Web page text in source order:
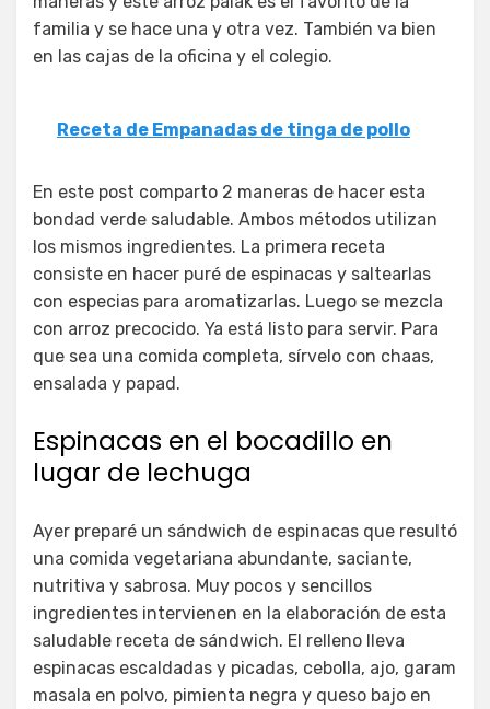
familia y se hace una y otra vez. También va bien
en las cajas de la oficina y el colegio.
Receta de Empanadas de tinga de pollo
En este post comparto 2 maneras de hacer esta
bondad verde saludable. Ambos métodos utilizan
los mismos ingredientes. La primera receta
consiste en hacer puré de espinacas y saltearlas
con especias para aromatizarlas. Luego se mezcla
con arroz precocido. Ya está listo para servir. Para
que sea una comida completa, sírvelo con chaas,
ensalada y papad.
Espinacas en el bocadillo en
lugar de lechuga
Ayer preparé un sándwich de espinacas que resultó
una comida vegetariana abundante, saciante,
nutritiva y sabrosa. Muy pocos y sencillos
ingredientes intervienen en la elaboración de esta
saludable receta de sándwich. El relleno lleva
espinacas escaldadas y picadas, cebolla, ajo, garam
masala en polvo, pimienta negra y queso bajo en